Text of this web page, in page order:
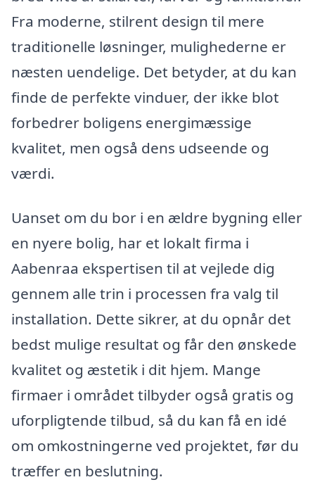
Fra moderne, stilrent design til mere
traditionelle løsninger, mulighederne er
næsten uendelige. Det betyder, at du kan
finde de perfekte vinduer, der ikke blot
forbedrer boligens energimæssige
kvalitet, men også dens udseende og
værdi.
Uanset om du bor i en ældre bygning eller
en nyere bolig, har et lokalt firma i
Aabenraa ekspertisen til at vejlede dig
gennem alle trin i processen fra valg til
installation. Dette sikrer, at du opnår det
bedst mulige resultat og får den ønskede
kvalitet og æstetik i dit hjem. Mange
firmaer i området tilbyder også gratis og
uforpligtende tilbud, så du kan få en idé
om omkostningerne ved projektet, før du
træffer en beslutning.